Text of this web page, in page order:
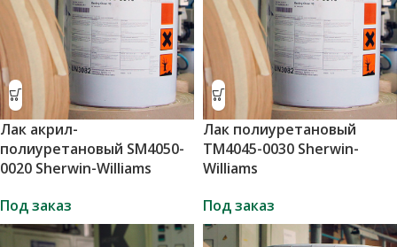
Лак акрил-
полиуретановый SМ4050-
0020 Sherwin-Williams
Под заказ
Лак полиуретановый
ТМ4045-0030 Sherwin-
Williams
Под заказ